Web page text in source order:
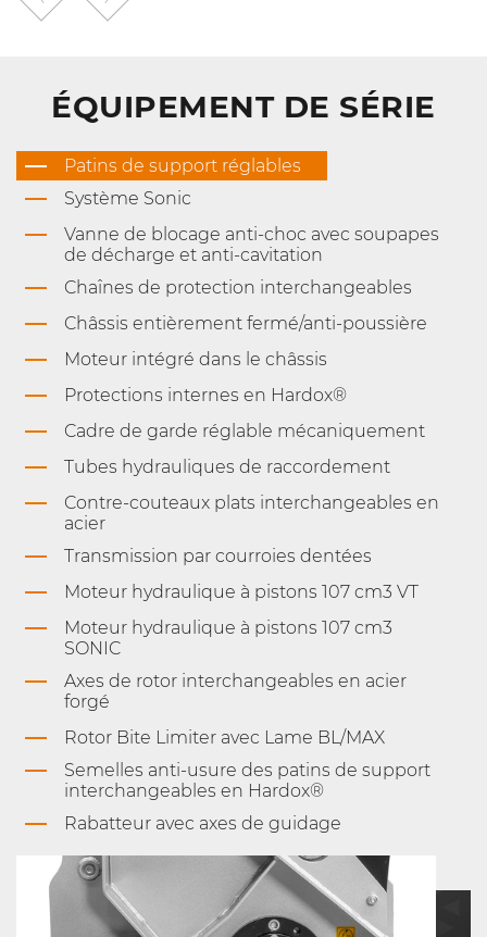
ÉQUIPEMENT DE SÉRIE
Patins de support réglables
Système Sonic
Vanne de blocage anti-choc avec soupapes
de décharge et anti-cavitation
Chaînes de protection interchangeables
Châssis entièrement fermé/anti-poussière
Moteur intégré dans le châssis
Protections internes en Hardox®
Cadre de garde réglable mécaniquement
Tubes hydrauliques de raccordement
Contre-couteaux plats interchangeables en
acier
Transmission par courroies dentées
Moteur hydraulique à pistons 107 cm3 VT
Moteur hydraulique à pistons 107 cm3
SONIC
Axes de rotor interchangeables en acier
forgé
Rotor Bite Limiter avec Lame BL/MAX
Semelles anti-usure des patins de support
interchangeables en Hardox®
Rabatteur avec axes de guidage